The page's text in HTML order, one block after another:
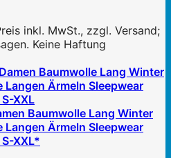
inkl. MwSt., zzgl. Versand;
Keine Haftung
Baumwolle Lang Winter
Ärmeln Sleepwear
XXL*